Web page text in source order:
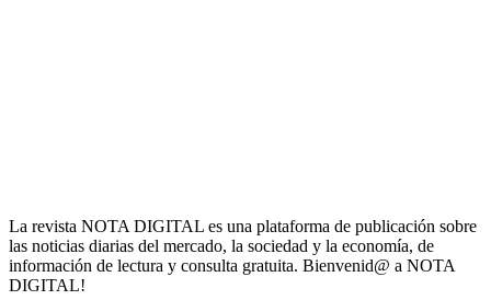
La revista NOTA DIGITAL es una plataforma de publicación sobre
las noticias diarias del mercado, la sociedad y la economía, de
información de lectura y consulta gratuita. Bienvenid@ a NOTA
DIGITAL!